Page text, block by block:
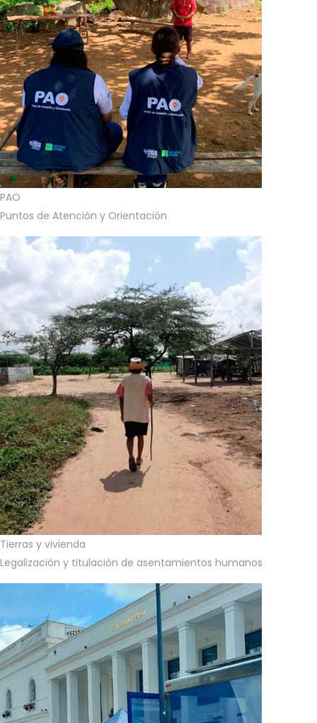
PAO
Puntos de Atención y Orientación
Tierras y vivienda
Legalización y titulación de asentamientos humanos